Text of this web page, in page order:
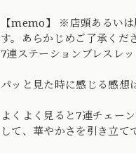
【memo】 ※店頭あるい
す。あらかじめご了承くだ
7連ステーションブレスレ
パッと見た時に感じる感想
よくよく見ると7連チェー
して、華やかさを引き立て